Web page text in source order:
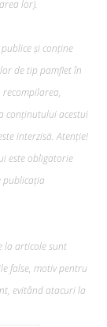
lor).
și conține
de tip pamflet în
recompilarea,
conținutului acestui
interzisă. Atenție!
este obligatorie
publicația
la articole sunt
false, motiv pentru
evitând atacuri la